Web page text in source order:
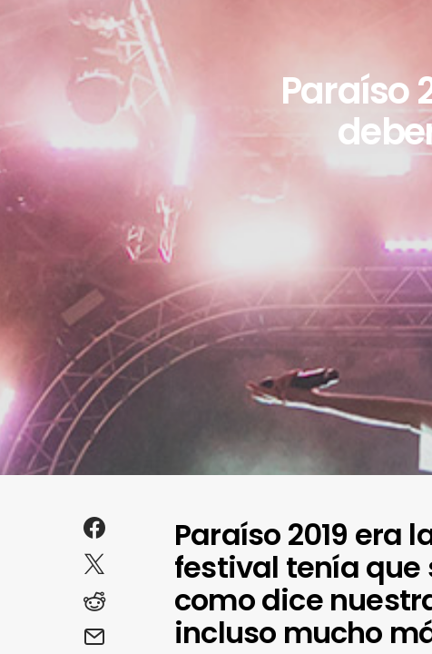
Paraíso
Paraíso 2019 era
festival tenía que
como dice
incluso mucho